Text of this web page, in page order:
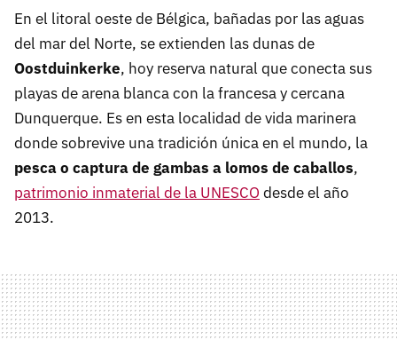
En el litoral oeste de Bélgica, bañadas por las aguas
del mar del Norte, se extienden las dunas de
Oostduinkerke, hoy reserva natural que conecta sus
playas de arena blanca con la francesa y cercana
Dunquerque. Es en esta localidad de vida marinera
donde sobrevive una tradición única en el mundo, la
pesca o captura de gambas a lomos de caballos,
patrimonio inmaterial de la UNESCO desde el año
2013.